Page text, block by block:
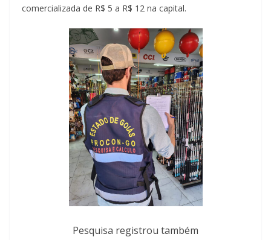
comercializada de R$ 5 a R$ 12 na capital.
Pesquisa registrou também